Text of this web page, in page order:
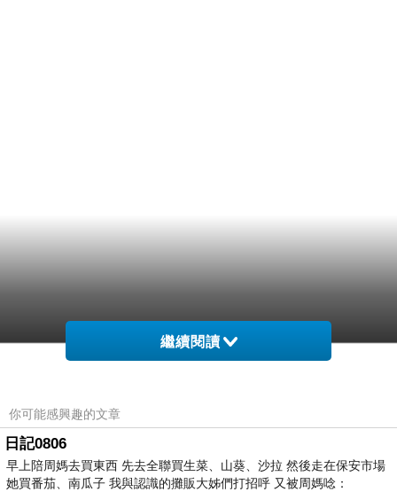
繼續閱讀
你可能感興趣的文章
日記0806
早上陪周媽去買東西 先去全聯買生菜、山葵、沙拉 然後走在保安市場
她買番茄、南瓜子 我與認識的攤販大姊們打招呼 又被周媽唸：